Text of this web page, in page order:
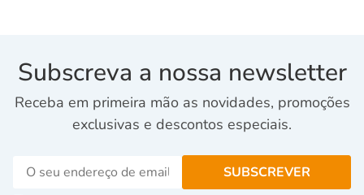
Subscreva a nossa newsletter
Receba em primeira mão as novidades, promoções
exclusivas e descontos especiais.